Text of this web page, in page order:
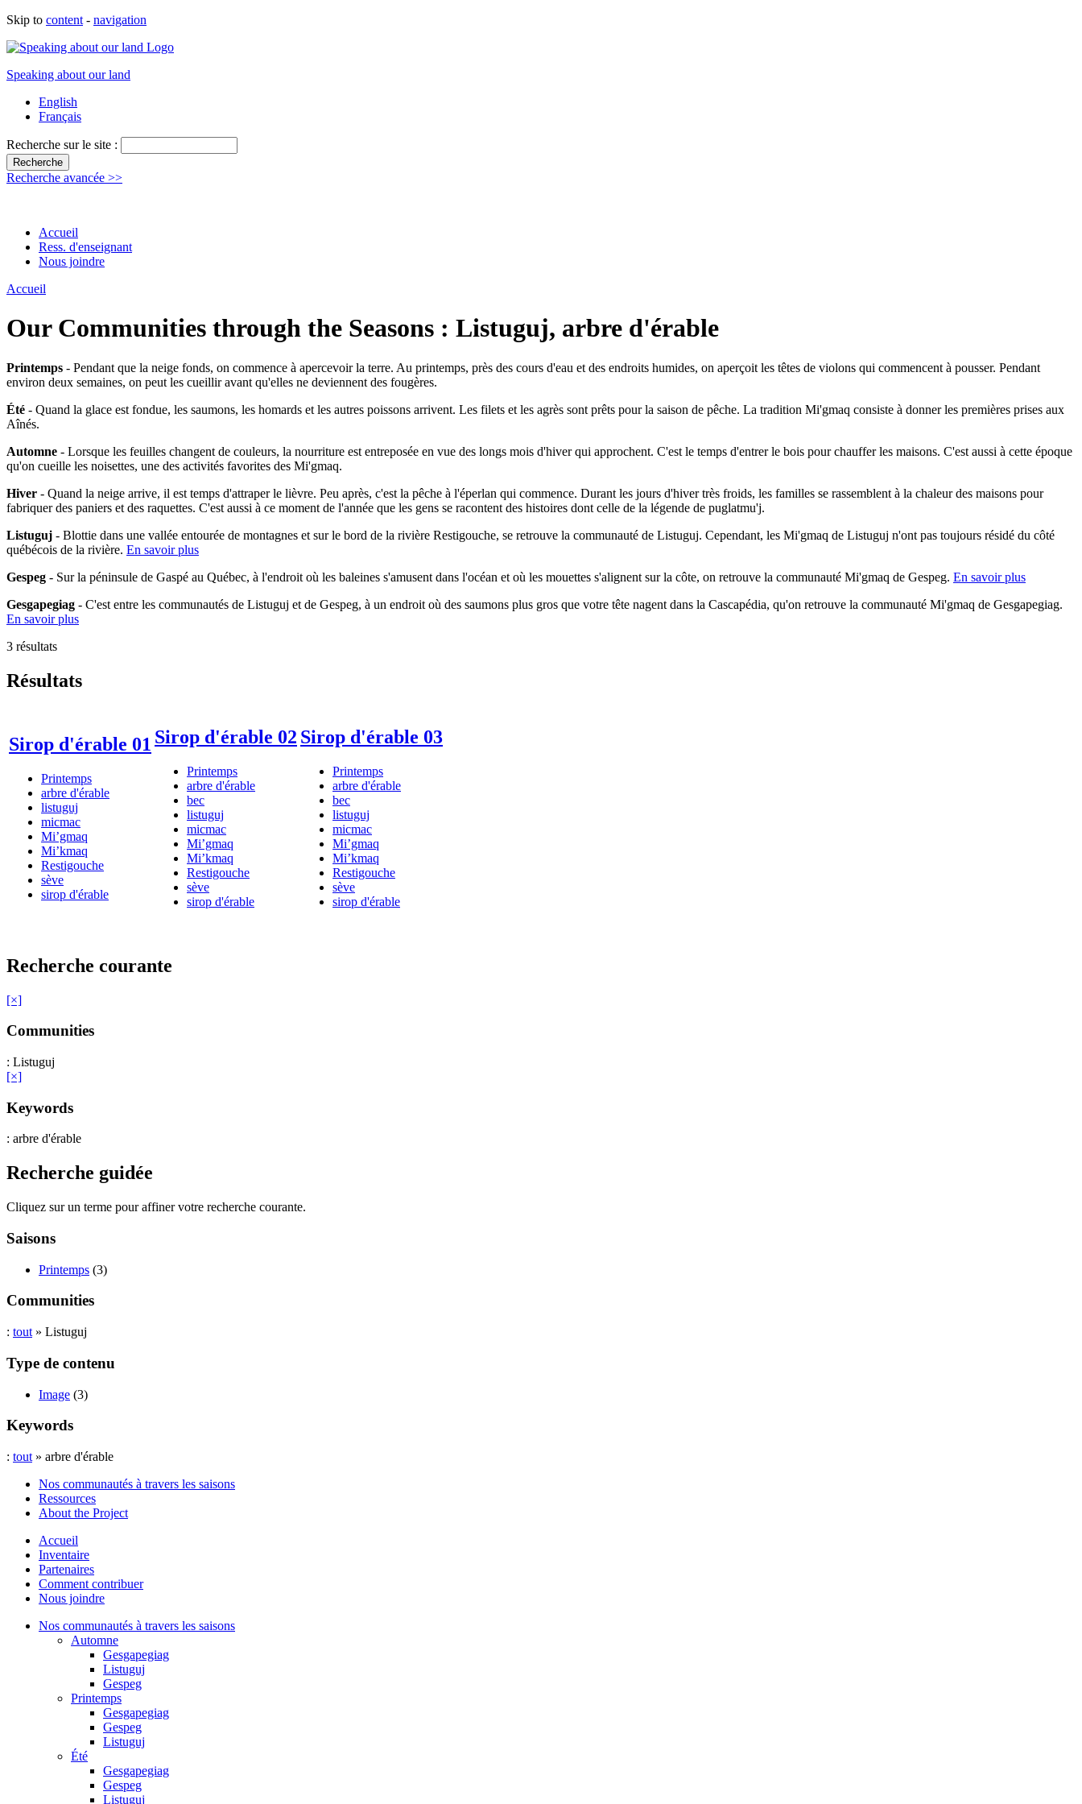
Skip to content - navigation
Speaking about our land
English
Français
Recherche sur le site :
Recherche avancée >>
Accueil
Ress. d'enseignant
Nous joindre
Accueil
Our Communities through the Seasons : Listuguj, arbre d'érable
Printemps - Pendant que la neige fonds, on commence à apercevoir la terre. Au printemps, près des cours d'eau et des endroits humides, on aperçoit les têtes de violons qui commencent à pousser. Pendant
environ deux semaines, on peut les cueillir avant qu'elles ne deviennent des fougères.
Été - Quand la glace est fondue, les saumons, les homards et les autres poissons arrivent. Les filets et les agrès sont prêts pour la saison de pêche. La tradition Mi'gmaq consiste à donner les premières prises aux
Aînés.
Automne - Lorsque les feuilles changent de couleurs, la nourriture est entreposée en vue des longs mois d'hiver qui approchent. C'est le temps d'entrer le bois pour chauffer les maisons. C'est aussi à cette époque
qu'on cueille les noisettes, une des activités favorites des Mi'gmaq.
Hiver - Quand la neige arrive, il est temps d'attraper le lièvre. Peu après, c'est la pêche à l'éperlan qui commence. Durant les jours d'hiver très froids, les familles se rassemblent à la chaleur des maisons pour
fabriquer des paniers et des raquettes. C'est aussi à ce moment de l'année que les gens se racontent des histoires dont celle de la légende de puglatmu'j.
Listuguj - Blottie dans une vallée entourée de montagnes et sur le bord de la rivière Restigouche, se retrouve la communauté de Listuguj. Cependant, les Mi'gmaq de Listuguj n'ont pas toujours résidé du côté
québécois de la rivière. En savoir plus
Gespeg - Sur la péninsule de Gaspé au Québec, à l'endroit où les baleines s'amusent dans l'océan et où les mouettes s'alignent sur la côte, on retrouve la communauté Mi'gmaq de Gespeg. En savoir plus
Gesgapegiag - C'est entre les communautés de Listuguj et de Gespeg, à un endroit où des saumons plus gros que votre tête nagent dans la Cascapédia, qu'on retrouve la communauté Mi'gmaq de Gesgapegiag.
En savoir plus
3 résultats
Résultats
Sirop d'érable 01
Printemps
arbre d'érable
listuguj
micmac
Mi’gmaq
Mi’kmaq
Restigouche
sève
sirop d'érable
Sirop d'érable 02
Printemps
arbre d'érable
bec
listuguj
micmac
Mi’gmaq
Mi’kmaq
Restigouche
sève
sirop d'érable
Sirop d'érable 03
Printemps
arbre d'érable
bec
listuguj
micmac
Mi’gmaq
Mi’kmaq
Restigouche
sève
sirop d'érable
Recherche courante
[×]
Communities
: Listuguj
[×]
Keywords
: arbre d'érable
Recherche guidée
Cliquez sur un terme pour affiner votre recherche courante.
Saisons
Printemps (3)
Communities
: tout » Listuguj
Type de contenu
Image (3)
Keywords
: tout » arbre d'érable
Nos communautés à travers les saisons
Ressources
About the Project
Accueil
Inventaire
Partenaires
Comment contribuer
Nous joindre
Nos communautés à travers les saisons
Automne
Gesgapegiag
Listuguj
Gespeg
Printemps
Gesgapegiag
Gespeg
Listuguj
Été
Gesgapegiag
Gespeg
Listuguj